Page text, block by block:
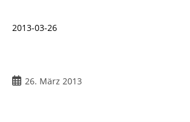
2013-03-26
Beitrag
26. März 2013